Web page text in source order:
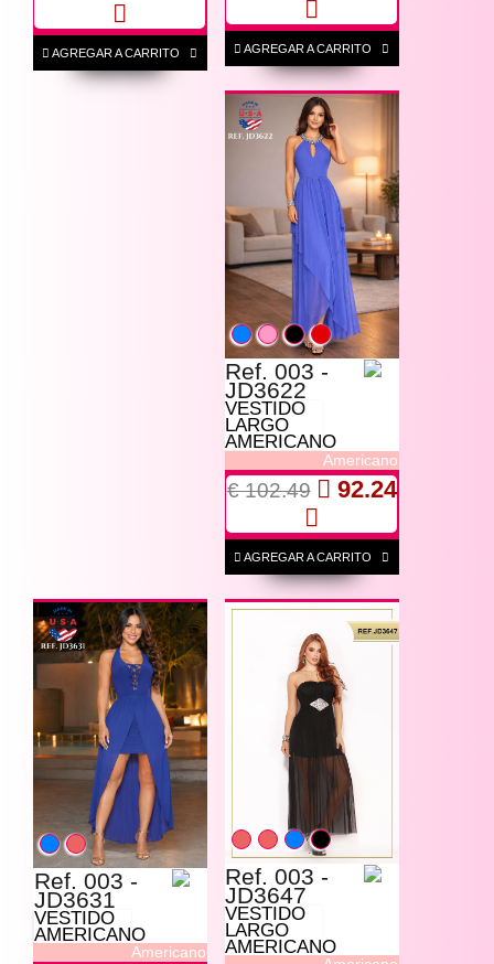
AGREGAR A CARRITO AGREGAR A CARRITO
Ref. 003 -
JD3622
VESTIDO
LARGO
AMERICANO
Americano
€ 102.49 92.24
AGREGAR A CARRITO
Ref. 003 -
JD3631
VESTIDO
AMERICANO
Americano
Ref. 003 -
JD3647
VESTIDO
LARGO
AMERICANO